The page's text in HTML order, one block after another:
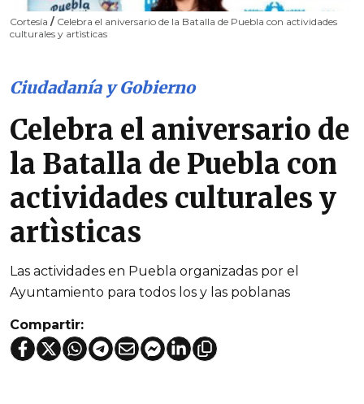
Cortesía / Celebra el aniversario de la Batalla de Puebla con actividades
culturales y artìsticas
Ciudadanía y Gobierno
Celebra el aniversario de
la Batalla de Puebla con
actividades culturales y
artìsticas
Las actividades en Puebla organizadas por el
Ayuntamiento para todos los y las poblanas
Compartir: